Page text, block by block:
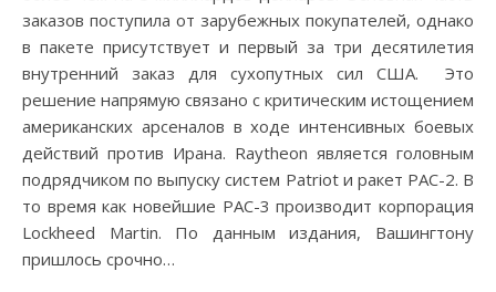
заказов поступила от зарубежных покупателей, однако
в пакете присутствует и первый за три десятилетия
внутренний заказ для сухопутных сил США. Это
решение напрямую связано с критическим истощением
американских арсеналов в ходе интенсивных боевых
действий против Ирана. Raytheon является головным
подрядчиком по выпуску систем Patriot и ракет PAC-2. В
то время как новейшие PAC-3 производит корпорация
Lockheed Martin. По данным издания, Вашингтону
пришлось срочно…